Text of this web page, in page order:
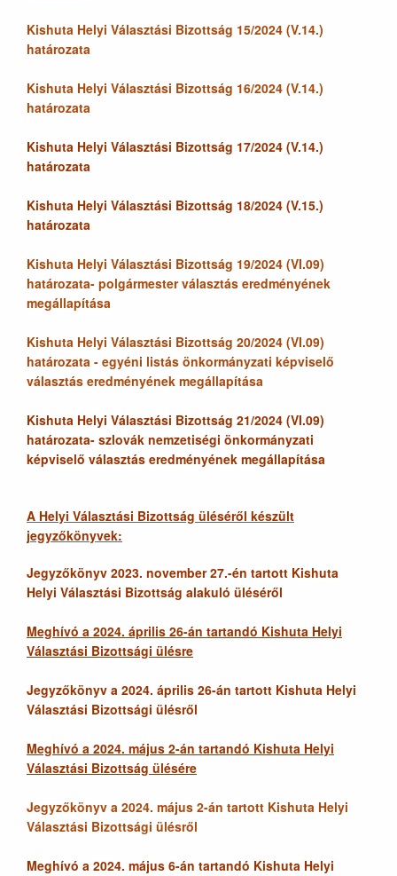
Kishuta Helyi Választási Bizottság 15/2024 (V.14.)
határozata
Kishuta Helyi Választási Bizottság 16/2024 (V.14.)
határozata
Kishuta Helyi Választási Bizottság 17/2024 (V.14.)
határozata
Kishuta Helyi Választási Bizottság 18/2024 (V.15.)
határozata
Kishuta Helyi Választási Bizottság 19/2024 (VI.09)
határozata- polgármester választás eredményének
megállapítása
Kishuta Helyi Választási Bizottság 20/2024 (VI.09)
határozata - egyéni listás önkormányzati képviselő
választás eredményének megállapítása
Kishuta Helyi Választási Bizottság 21/2024 (VI.09)
határozata- szlovák nemzetiségi önkormányzati
képviselő választás eredményének megállapítása
A Helyi Választási Bizottság üléséről készült
jegyzőkönyvek:
Jegyzőkönyv 2023. november 27.-én tartott Kishuta
Helyi Választási Bizottság alakuló üléséről
Meghívó a 2024. április 26-án tartandó Kishuta Helyi
Választási Bizottsági ülésre
Jegyzőkönyv a 2024. április 26-án tartott Kishuta Helyi
Választási Bizottsági ülésről
Meghívó a 2024. május 2-án tartandó Kishuta Helyi
Választási Bizottság ülésére
Jegyzőkönyv a 2024. május 2-án tartott Kishuta Helyi
Választási Bizottsági ülésről
Meghívó a 2024. május 6-án tartandó Kishuta Helyi